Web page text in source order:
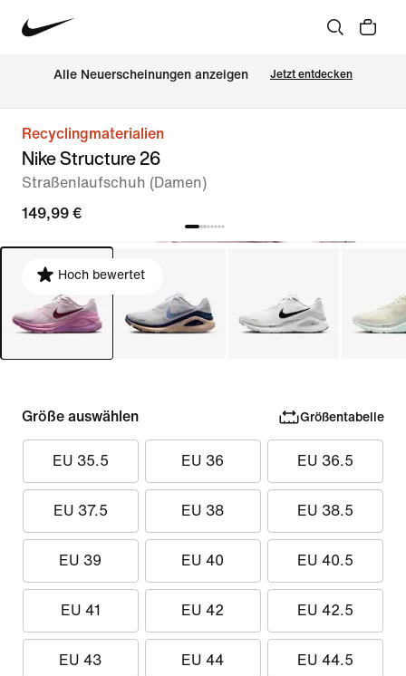
Alle Neuerscheinungen anzeigen Jetzt entdecken
Recyclingmaterialien
Nike Structure 26
Straßenlaufschuh (Damen)
149,99 €
Hoch bewertet
Größe auswählen Größentabelle
EU 35.5 EU 36 EU 36.5
EU 37.5 EU 38 EU 38.5
EU 39 EU 40 EU 40.5
EU 41 EU 42 EU 42.5
EU 43 EU 44 EU 44.5